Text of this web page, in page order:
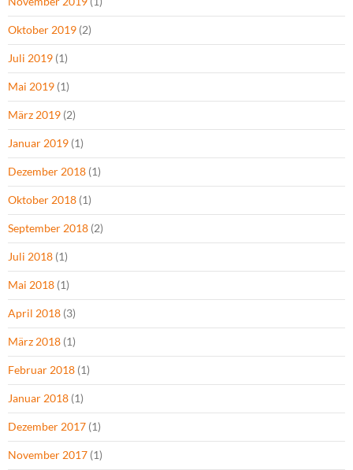
Oktober 2019 (2)
Juli 2019 (1)
Mai 2019 (1)
März 2019 (2)
Januar 2019 (1)
Dezember 2018 (1)
Oktober 2018 (1)
September 2018 (2)
Juli 2018 (1)
Mai 2018 (1)
April 2018 (3)
März 2018 (1)
Februar 2018 (1)
Januar 2018 (1)
Dezember 2017 (1)
November 2017 (1)